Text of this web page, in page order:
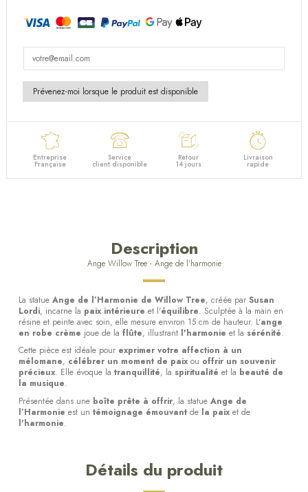
Entreprise
Française
Service
client disponible
Retour
14 jours
Livraison
rapide
Description
Ange Willow Tree - Ange de l'harmonie
La statue Ange de l’Harmonie de Willow Tree, créée par Susan
Lordi, incarne la paix intérieure et l'équilibre. Sculptée à la main en
résine et peinte avec soin, elle mesure environ 15 cm de hauteur. L'ange
en robe crème joue de la flûte, illustrant l'harmonie et la sérénité.
Cette pièce est idéale pour exprimer votre affection à un
mélomane, célébrer un moment de paix ou offrir un souvenir
précieux. Elle évoque la tranquillité, la spiritualité et la beauté de
la musique.
Présentée dans une boîte prête à offrir, la statue Ange de
l’Harmonie est un témoignage émouvant de la paix et de
l'harmonie.
Détails du produit